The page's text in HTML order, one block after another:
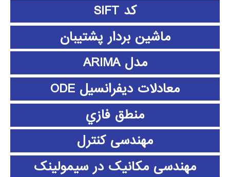
کد SIFT
ماشین بردار پشتیبان
مدل ARIMA
معادلات دیفرانسیل ODE
منطق فازي
مهندسی کنترل
مهندسی مکانیک در سیمولینک